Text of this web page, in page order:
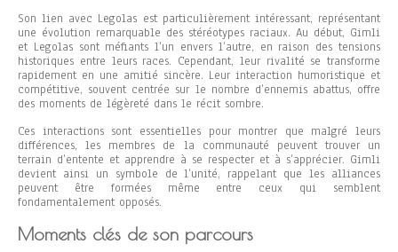
Son lien avec Legolas est particulièrement intéressant, représentant
une évolution remarquable des stéréotypes raciaux. Au début, Gimli
et Legolas sont méfiants l’un envers l’autre, en raison des tensions
historiques entre leurs races. Cependant, leur rivalité se transforme
rapidement en une amitié sincère. Leur interaction humoristique et
compétitive, souvent centrée sur le nombre d’ennemis abattus, offre
des moments de légèreté dans le récit sombre.
Ces interactions sont essentielles pour montrer que malgré leurs
différences, les membres de la communauté peuvent trouver un
terrain d’entente et apprendre à se respecter et à s’apprécier. Gimli
devient ainsi un symbole de l’unité, rappelant que les alliances
peuvent être formées même entre ceux qui semblent
fondamentalement opposés.
Moments clés de son parcours